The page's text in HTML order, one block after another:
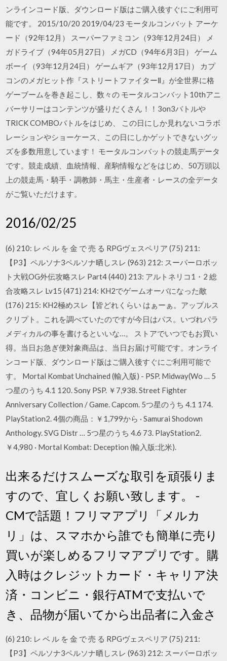
ンラインコード版、ダウンロード版はご購入後すぐにご利用可
能です。 2015/10/20 2019/04/23 モータルコンバット アーケ
ード（92年12月） スーパーファミコン（93年12月24日） メ
ガドライブ（94年05月27日） メガCD（94年6月3日） ゲーム
ボーイ（93年12月24日） ゲームギア（93年12月17日） カプ
コンのメガヒット作『ストリートファイターⅡ』が全世界に格
ゲーブームを巻き起こし、数々の モータルコンバット10thアニ
バーサリーはコンテンツが盛りだくさん！！3on3バトルや
TRICK COMBOバトルをはじめ、 この日にしか見れないコラボ
レーションやショーケース、この日にしかゲットできないグッ
ズを多数用意しています！ モータルコンバットの競走馬データ
です。競走成績、血統情報、産駒情報などをはじめ、50万頭以
上の競走馬・騎手・調教師・馬主・生産者・レースの全データ
がご覧いただけます。
2016/02/25
(6) 210: レ ベ ル を 金 で 売 る RPGヴェスペリア (75) 211:
【P3】ペルソナ3ペルソナ晒しスレ (963) 212: スーパーロボッ
ト大戦OG外伝攻略スレ Part4 (440) 213: アルトネリコ1・2 総
合攻略スレ Lv15 (471) 214: KH2でゲームオーバになった敵
(176) 215: KH2極めスレ【皆どれくらい はぁーぁ。アップルス
クリプト。これを調べていたのですが今日はパス。いづれパラ
メディカルの事を書けるといいな…。 ストアでいつでもお買い
得。当日お急ぎ便対象商品は、当日お届け可能です。オンライ
ンコード版、ダウンロード版はご購入後すぐにご利用可能で
す。 Mortal Kombat Unchained (輸入版) - PSP. Midway(Wo … 5
つ星のうち 4.1 120. Sony PSP. ￥7,938. Street Fighter
Anniversary Collection / Game. Capcom. 5つ星のうち 4.1 174.
PlayStation2. 4個の商品：￥1,799から · Samurai Shodown
Anthology. SVG Distr … 5つ星のうち 4.6 73. PlayStation2.
￥4,980 · Mortal Kombat: Deception (輸入版:北米).
出来るだけスムーズな取引を頑張りま
すので、宜しくお願い致します。 -
CMで話題！フリマアプリ「メルカ
リ」は、スマホから誰でも簡単に売り
買いが楽しめるフリマアプリです。購
入時はクレジットカード・キャリア決
済・コンビニ・銀行ATMで支払いで
き、品物が届いてから出品者に入金さ
(6) 210: レ ベ ル を 金 で 売 る RPGヴェスペリア (75) 211:
【P3】ペルソナ3ペルソナ晒しスレ (963) 212: スーパーロボッ